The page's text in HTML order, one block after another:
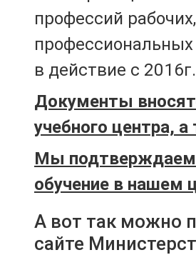
профессий
в действие с 2016г.
Документы
учебного центра,
Мы подтверждаем
обучение в нашем
А вот так можно
сайте